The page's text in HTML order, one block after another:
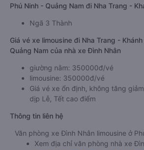
Phú Ninh - Quảng Nam đi Nha Trang -
Ngã 3 Thành
Giá vé xe limousine đi Nha Trang -
Quảng Nam của nhà xe Đình Nhân
giường nằm: 350000đ/vé
limousine: 350000đ/vé
Giá vé xe ổn định, không tăng
dịp Lễ, Tết cao điểm
Thông tin liên hệ
Văn phòng xe Đình Nhân limousine ở
Xem địa chỉ văn phòng nhà xe